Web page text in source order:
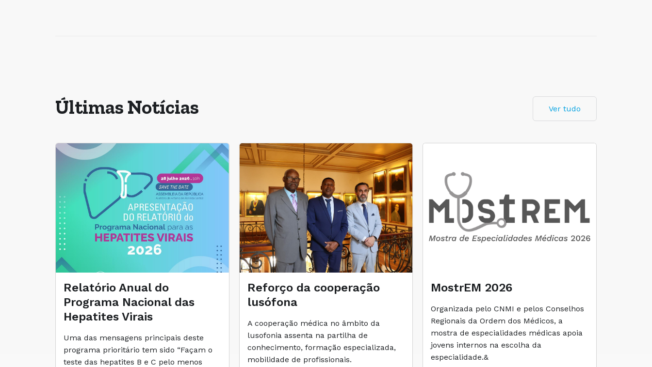
Últimas Notícias Ver tudo
Relatório Anual do
Programa Nacional das
Hepatites Virais
Uma das mensagens principais deste
programa prioritário tem sido “Façam o
teste das hepatites B e C pelo menos
Reforço da cooperação
lusófona
A cooperação médica no âmbito da
lusofonia assenta na partilha de
conhecimento, formação especializada,
mobilidade de profissionais.
MostrEM 2026
Organizada pelo CNMI e pelos Conselhos
Regionais da Ordem dos Médicos, a
mostra de especialidades médicas apoia
jovens internos na escolha da
especialidade.&